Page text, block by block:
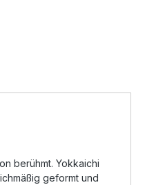
berühmt. Yokkaichi
geformt und